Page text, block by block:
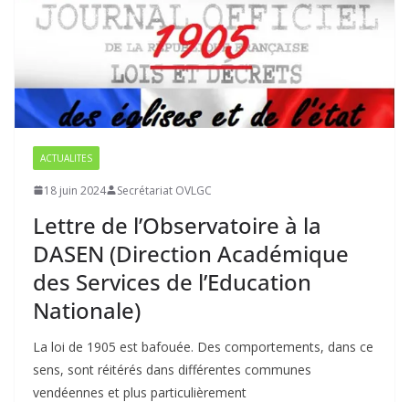
ACTUALITES
18 juin 2024 Secrétariat OVLGC
Lettre de l’Observatoire à la
DASEN (Direction Académique
des Services de l’Education
Nationale)
La loi de 1905 est bafouée. Des comportements, dans ce
sens, sont réitérés dans différentes communes
vendéennes et plus particulièrement